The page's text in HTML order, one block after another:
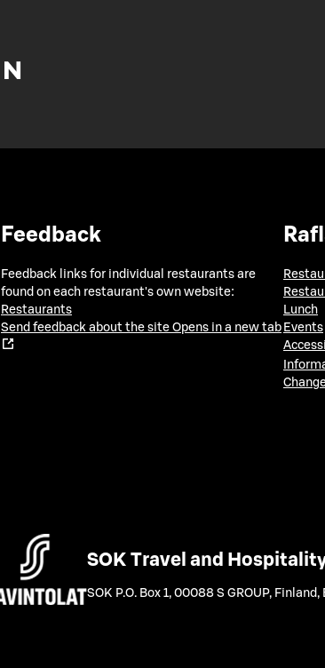
Feedback
Feedback links for individual restaurants are
found on each restaurant's own website:
Restaurants
Send feedback about the site Opens in a new tab
Lunch
Events
SOK Travel and
SOK P.O. Box 1, 00088 S GROUP, Finland ,